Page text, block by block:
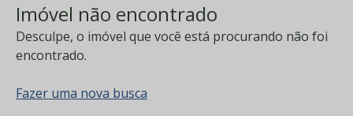
Imóvel não encontrado
Desculpe, o imóvel que você está procurando não foi
encontrado.
Fazer uma nova busca